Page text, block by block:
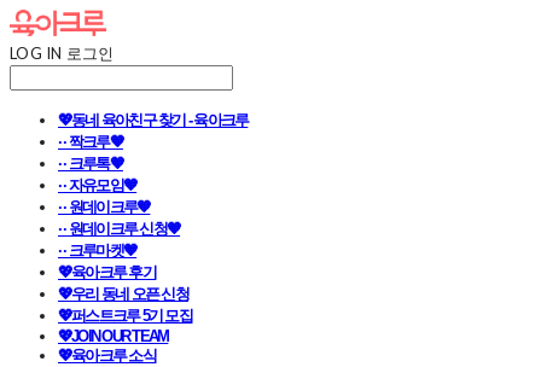
LOG IN 로그인
💖동네 육아친구 찾기 - 육아크루
· · 짝크루🧡
· · 크루톡🧡
· · 자유모임🧡
· · 원데이크루🧡
· · 원데이크루 신청🧡
· · 크루마켓🧡
💖육아크루 후기
💖우리 동네 오픈 신청
💖퍼스트크루 5기 모집
💖JOIN OUR TEAM
💖육아크루 소식